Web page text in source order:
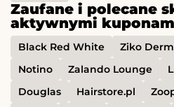
Zaufane i polecane
aktywnymi
Black Red White Ziko
Notino
Zalando Lounge
Douglas
Hairstore.pl